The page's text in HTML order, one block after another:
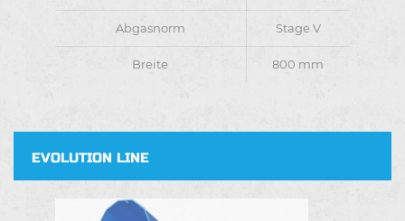
Abgasnorm Stage V
Breite 800 mm
EVOLUTION LINE